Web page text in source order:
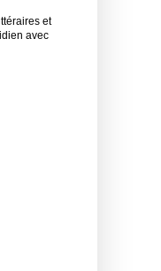
et
avec